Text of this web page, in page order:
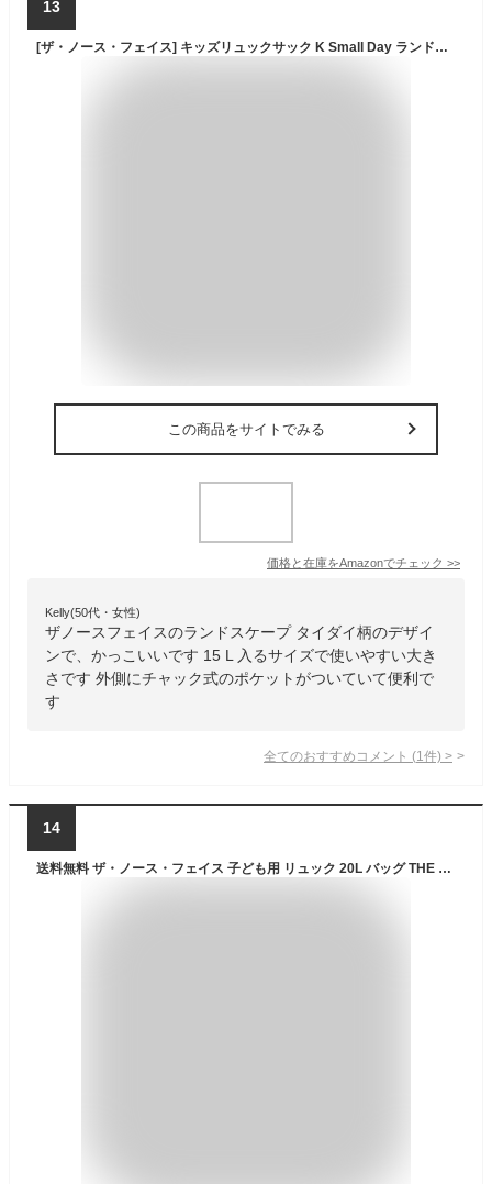
13
[ザ・ノース・フェイス] キッズリュックサック K Small Day ランドスケープタイダイ 15L
この商品をサイトでみる
価格と在庫をAmazonでチェック >>
Kelly(50代・女性)
ザノースフェイスのランドスケープ タイダイ柄のデザイ
ンで、かっこいいです 15 L 入るサイズで使いやすい大き
さです 外側にチャック式のポケットがついていて便利で
す
全てのおすすめコメント (1 件) >
14
送料無料 ザ・ノース・フェイス 子ども用 リュック 20L バッグ THE NORTH FACE キッズ テルス20 レインカバー付き ブランド アウトドア ジュニア トレッキングパック 子供 こども 小学生 ハイキング 登山 キャンプ 旅行 普段使い 通学 イエロー グリーン かばん/NMJ72357